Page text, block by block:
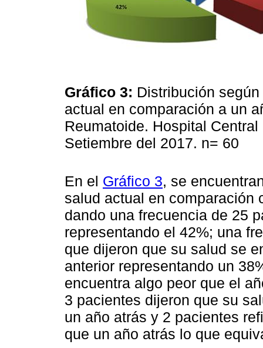
Gráfico 3: Distribución
actual en comparación a un
Reumatoide. Hospital
Setiembre del 2017. n= 60
En el Gráfico 3, se
salud actual en comparación
dando una frecuencia de 25
representando el 42%; una
que dijeron que su salud se
anterior representando un
encuentra algo peor que el
3 pacientes dijeron que su
un año atrás y 2 pacientes
que un año atrás lo que